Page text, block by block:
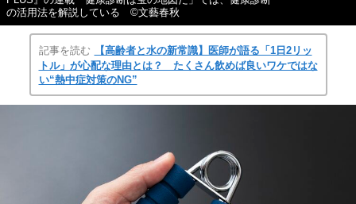
の活用法を解説している ©文藝春秋
記事を読む
【高齢者と水の新常識】医師が語る「1日2リッ
トル」が心配な理由とは？ たくさん飲めば良いワケではな
い“熱中症対策のNG”